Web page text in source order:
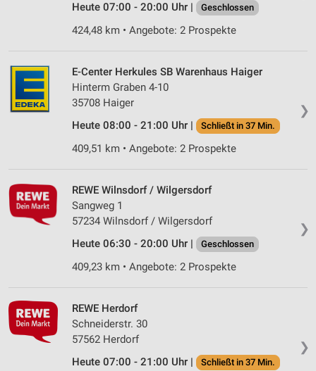
Heute 07:00 - 20:00 Uhr |
Geschlossen
424,48 km • Angebote: 2 Prospekte
❯
E-Center Herkules SB Warenhaus Haiger
Hinterm Graben 4-10
35708 Haiger
Heute 08:00 - 21:00 Uhr |
Schließt in 37 Min.
409,51 km • Angebote: 2 Prospekte
❯
REWE Wilnsdorf / Wilgersdorf
Sangweg 1
57234 Wilnsdorf / Wilgersdorf
Heute 06:30 - 20:00 Uhr |
Geschlossen
409,23 km • Angebote: 2 Prospekte
❯
REWE Herdorf
Schneiderstr. 30
57562 Herdorf
Heute 07:00 - 21:00 Uhr |
Schließt in 37 Min.